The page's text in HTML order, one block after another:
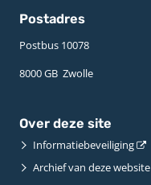
Postadres
Postbus 10078 ­
8000 GB ­ Zwolle
Over deze site
Informatiebeveiliging
Archief van deze website